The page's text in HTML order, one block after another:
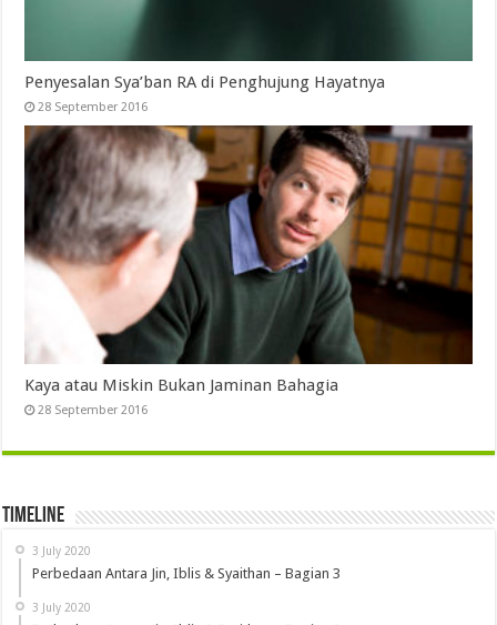
Penyesalan Sya’ban RA di Penghujung Hayatnya
28 September 2016
Kaya atau Miskin Bukan Jaminan Bahagia
28 September 2016
Timeline
3 July 2020
Perbedaan Antara Jin, Iblis & Syaithan – Bagian 3
3 July 2020